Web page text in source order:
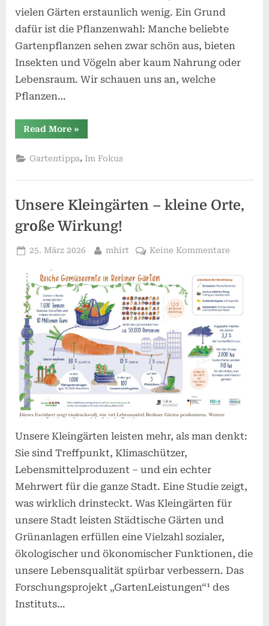
vielen Gärten erstaunlich wenig. Ein Grund
dafür ist die Pflanzenwahl: Manche beliebte
Gartenpflanzen sehen zwar schön aus, bieten
Insekten und Vögeln aber kaum Nahrung oder
Lebensraum. Wir schauen uns an, welche
Pflanzen…
Read More“Wenn
der
schweigt
–
manche
Natur
wenig
helfen”
»
Gartentipps, Im Fokus
Unsere Kleingärten – kleine Orte,
große Wirkung!
Posted
25. März 2026 By
mhirt Keine Kommentarezu
–
kleine
Orte,
große
Wirkung!
Unsere Kleingärten leisten mehr, als man denkt:
Sie sind Treffpunkt, Klimaschützer,
Lebensmittelproduzent – und ein echter
Mehrwert für die ganze Stadt. Eine Studie zeigt,
was wirklich drinsteckt. Was Kleingärten für
unsere Stadt leisten Städtische Gärten und
Grünanlagen erfüllen eine Vielzahl sozialer,
ökologischer und ökonomischer Funktionen, die
unsere Lebensqualität spürbar verbessern. Das
Forschungsprojekt „GartenLeistungen“¹ des
Instituts…